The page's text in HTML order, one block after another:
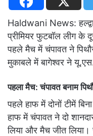
Haldwani News:
प्रीमियर फुटबॉल लीग के
पहले मैच में चंपावत ने
मुकाबले में बागेश्वर ने
पहला मैच: चंपावत बनाम
पहले हाफ में दोनों टीमें
हाफ में चंपावत ने दो
लिया और मैच जीत